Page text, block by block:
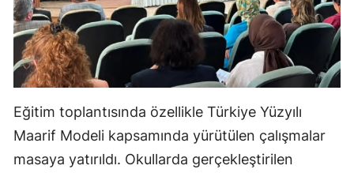
Eğitim toplantısında özellikle Türkiye Yüzyılı
Maarif Modeli kapsamında yürütülen çalışmalar
masaya yatırıldı. Okullarda gerçekleştirilen